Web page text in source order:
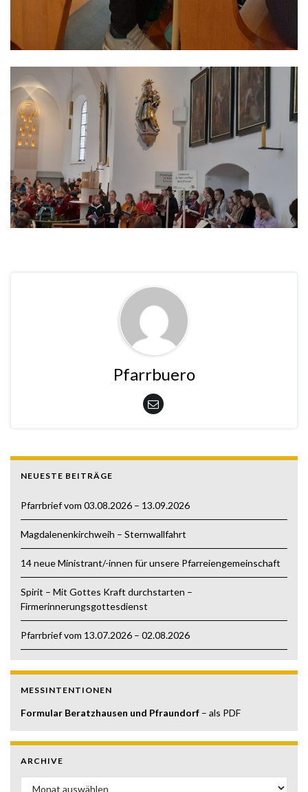
Pfarrbuero
NEUESTE BEITRÄGE
Pfarrbrief vom 03.08.2026 – 13.09.2026
Magdalenenkirchweih – Sternwallfahrt
14 neue Ministrant/-innen für unsere Pfarreiengemeinschaft
Spirit – Mit Gottes Kraft durchstarten –
Firmerinnerungsgottesdienst
Pfarrbrief vom 13.07.2026 – 02.08.2026
MESSINTENTIONEN
Formular Beratzhausen und Pfraundorf – als PDF
ARCHIVE
Archive